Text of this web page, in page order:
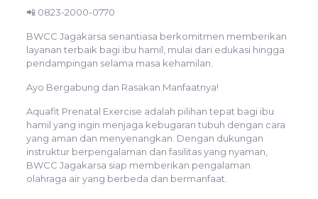
📲 0823-2000-0770
BWCC Jagakarsa senantiasa berkomitmen memberikan
layanan terbaik bagi ibu hamil, mulai dari edukasi hingga
pendampingan selama masa kehamilan.
Ayo Bergabung dan Rasakan Manfaatnya!
Aquafit Prenatal Exercise adalah pilihan tepat bagi ibu
hamil yang ingin menjaga kebugaran tubuh dengan cara
yang aman dan menyenangkan. Dengan dukungan
instruktur berpengalaman dan fasilitas yang nyaman,
BWCC Jagakarsa siap memberikan pengalaman
olahraga air yang berbeda dan bermanfaat.